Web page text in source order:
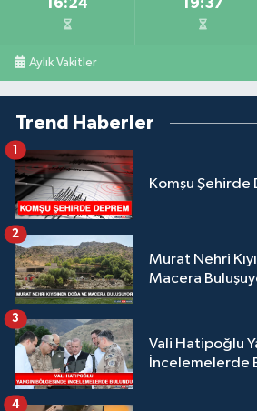
Aylık Vakitler
Trend Haberler
Komşu Şehirde
1
Murat Nehri
Macera
2
Vali Hatipoğlu
İncelemelerde
3
4